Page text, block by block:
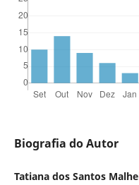
Biografia do Autor
Tatiana dos Santos